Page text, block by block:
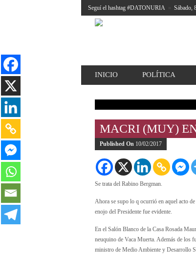
Seguí el hashtag #DATONURIA » Sábado,
INICIO POLÍTICA
MACRI (MUY)
Published On 10/02/2017
Se trata del Rabino Bergman.
Ahora se supo lo q ocurrió en aquel acto
enojo del Presidente fue evidente.
En el Salón Blanco de la Casa Rosada
neuquino de Vaca Muerta. Además de los
ministro de Medio Ambiente y Desarrollo